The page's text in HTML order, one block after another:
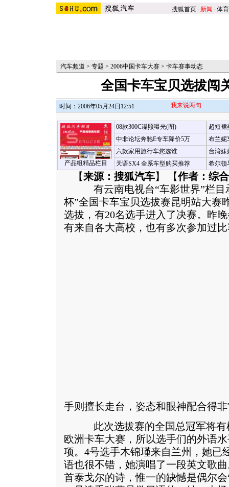
搜狐首页-新闻 -体育
汽车频道 > 专题 > 2006中国卡车大赛 > 卡车赛事动态
全国卡车宝贝选拔闯
时间：2006年05月24日12:51 我来说两句
产品组精品栏目
08款300C谍照曝光(图)
中非论坛奔驰E专车降价5万
六款家用旅行车您选谁
天语SX4 全系车型购买推荐
超短裙
布兰妮
台湾妹
希尔顿
【来源：搜狐汽车】 【作者：综
有云南电视台“车影世界”栏目
杯”全国卡车宝贝选拔赛昆明站大赛
选拔，有20名选手进入了决赛。昨
有来自各大高校，也有多次参加过
手则擅长走台，姿态和眼神配合得
此次选拔赛的全国总冠军将有
欧洲卡车大赛，所以选手们的外语
项。4号选手木锦瑾来自兰州，她已
语也很不错，她演唱了一段英文歌
首泰戈尔的诗，惟一的缺憾是偶尔